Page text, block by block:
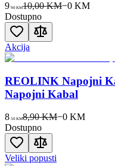
9 90 KM10,00 KM−0 KM
Dostupno
Akcija
REOLINK Napojni
Napojni Kabal
8 50KM8,90 KM−0 KM
Dostupno
Veliki popusti